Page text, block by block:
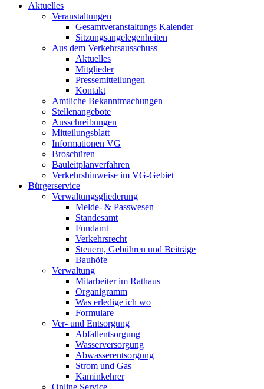
Aktuelles
Veranstaltungen
Gesamtveranstaltungs Kalender
Sitzungsangelegenheiten
Aus dem Verkehrsausschuss
Aktuelles
Mitglieder
Pressemitteilungen
Kontakt
Amtliche Bekanntmachungen
Stellenangebote
Ausschreibungen
Mitteilungsblatt
Informationen VG
Broschüren
Bauleitplanverfahren
Verkehrshinweise im VG-Gebiet
Bürgerservice
Verwaltungsgliederung
Melde- & Passwesen
Standesamt
Fundamt
Verkehrsrecht
Steuern, Gebühren und Beiträge
Bauhöfe
Verwaltung
Mitarbeiter im Rathaus
Organigramm
Was erledige ich wo
Formulare
Ver- und Entsorgung
Abfallentsorgung
Wasserversorgung
Abwasserentsorgung
Strom und Gas
Kaminkehrer
Online Service